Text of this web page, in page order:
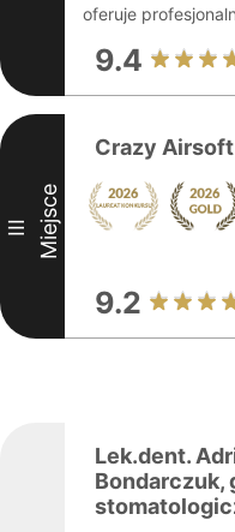
oferuje
9.4
III Miejsce
Crazy
9.2
Lek.dent.
Bondarczuk,